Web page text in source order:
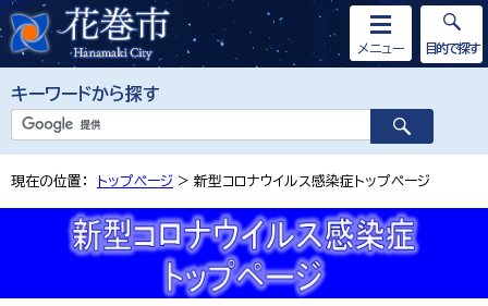
キーワードから探す
メニュー 目的で探す
現在の位置： トップページ > 新型コロナウイルス感染症トップページ